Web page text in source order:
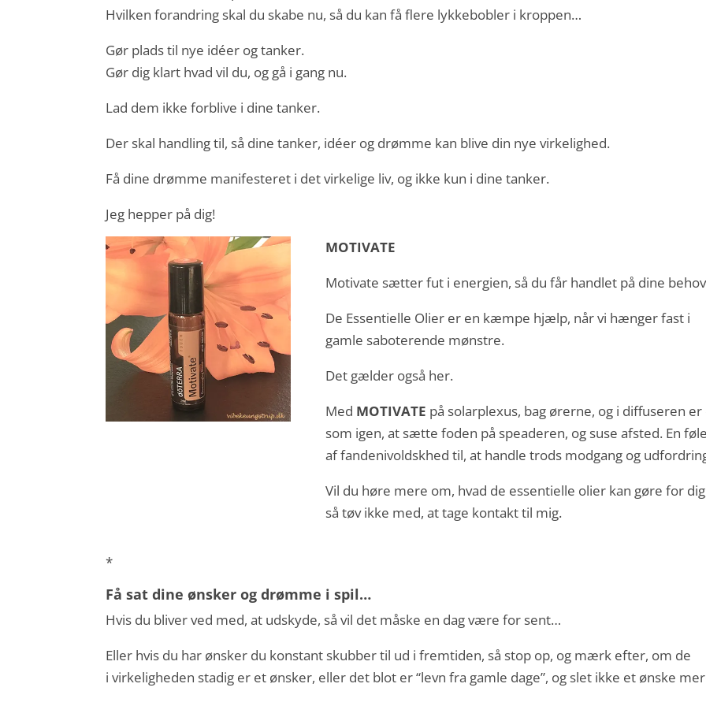
Hvilken forandring skal du skabe nu, så du kan få flere lykkebobler i kroppen…
Gør plads til nye idéer og tanker.
Gør dig klart hvad vil du, og gå i gang nu.
Lad dem ikke forblive i dine tanker.
Der skal handling til, så dine tanker, idéer og drømme kan blive din nye virkelighed.
Få dine drømme manifesteret i det virkelige liv, og ikke kun i dine tanker.
Jeg hepper på dig!
MOTIVATE
Motivate sætter fut i energien, så du får handlet på dine
De Essentielle Olier er en kæmpe hjælp, når vi hænger fast i
gamle saboterende mønstre.
Det gælder også her.
Med MOTIVATE på solarplexus, bag ørerne, og i diffuseren
som igen, at sætte foden på speaderen, og suse afsted. En
af fandenivoldskhed til, at handle trods modgang og
Vil du høre mere om, hvad de essentielle olier kan gøre for
så tøv ikke med, at tage kontakt til mig.
*
Få sat dine ønsker og drømme i spil…
Hvis du bliver ved med, at udskyde, så vil det måske en dag være for sent…
Eller hvis du har ønsker du konstant skubber til ud i fremtiden, så stop op, og mærk efter, om de
i virkeligheden stadig er et ønsker, eller det blot er “levn fra gamle dage”, og slet ikke et ønske